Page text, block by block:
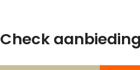
Check